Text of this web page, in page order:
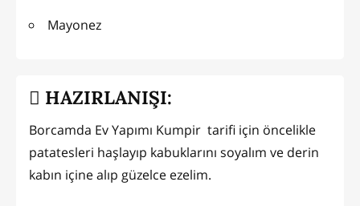
Mayonez
HAZIRLANIŞI:
Borcamda Ev Yapımı Kumpir tarifi için öncelikle
patatesleri haşlayıp kabuklarını soyalım ve derin
kabın içine alıp güzelce ezelim.